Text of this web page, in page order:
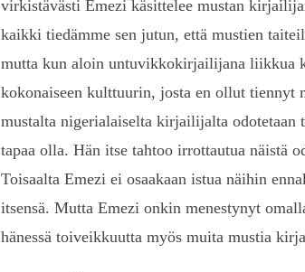
virkistävästi Emezi käsittelee mustan
kaikki tiedämme sen jutun, että mustien
mutta kun aloin untuvikkokirjailijana liikkua
kokonaiseen kulttuurin, josta en ollut
mustalta nigerialaiselta kirjailijalta
tapaa olla. Hän itse tahtoo irrottautua näistä
Toisaalta Emezi ei osaakaan istua näihin
itsensä. Mutta Emezi onkin menestynyt
hänessä toiveikkuutta myös muita mustia